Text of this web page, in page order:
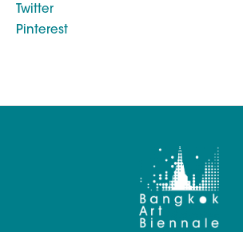
Twitter
Pinterest